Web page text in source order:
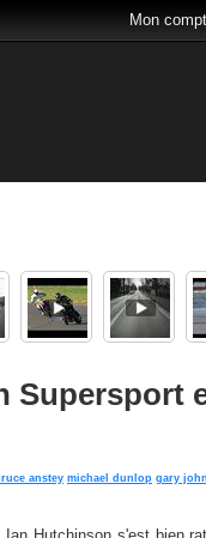
Mon
Supersport
anstey michael dunlop gary